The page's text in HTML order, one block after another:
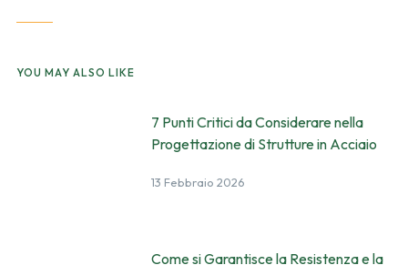
YOU MAY ALSO LIKE
7 Punti Critici da Considerare nella
Progettazione di Strutture in Acciaio
13 Febbraio 2026
Come si Garantisce la Resistenza e la